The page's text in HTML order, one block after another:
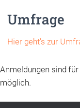
Umfrage
Hier geht’s zur
Anmeldungen sind
möglich.